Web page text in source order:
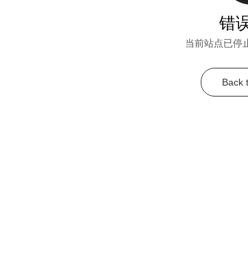
错
当前站点已停
Back